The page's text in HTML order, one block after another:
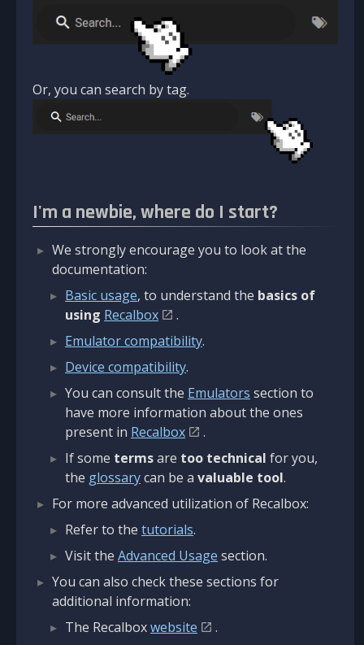
Or, you can search by tag.
I'm a newbie, where do I start?
We strongly encourage you to look at the
documentation:
Basic usage, to understand the basics of
using Recalbox
.
Emulator compatibility.
Device compatibility.
You can consult the Emulators section to
have more information about the ones
present in Recalbox
.
If some termsare too technical for you,
the glossarycan be a valuable tool.
For more advanced utilization of Recalbox:
Refer to the tutorials.
Visit the Advanced Usage section.
You can also check these sections for
additional information:
The Recalboxwebsite
.